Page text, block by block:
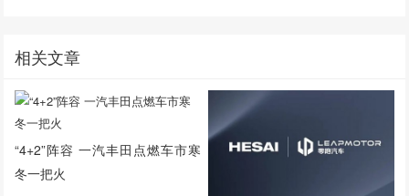
相关文章
“4+2”阵容 一汽丰田点燃车市寒
冬一把火